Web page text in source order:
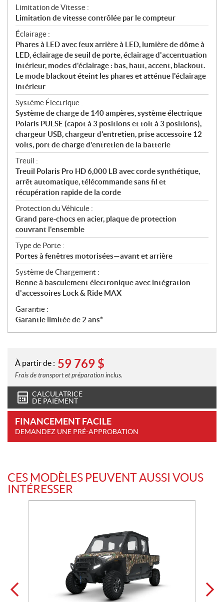
Limitation de Vitesse :
Limitation de vitesse contrôlée par le compteur
Éclairage :
Phares à LED avec feux arrière à LED, lumière de dôme à
LED, éclairage de seuil de porte, éclairage d'accentuation
intérieur, modes d'éclairage : bas, haut, accent, blackout.
Le mode blackout éteint les phares et atténue l'éclairage
intérieur
Système Électrique :
Système de charge de 140 ampères, système électrique
Polaris PULSE (capot à 3 positions et toit à 3 positions),
chargeur USB, chargeur d'entretien, prise accessoire 12
volts, port de charge d'entretien de la batterie
Treuil :
Treuil Polaris Pro HD 6,000 LB avec corde synthétique,
arrêt automatique, télécommande sans fil et
récupération rapide de la corde
Protection du Véhicule :
Grand pare-chocs en acier, plaque de protection
couvrant l'ensemble
Type de Porte :
Portes à fenêtres motorisées—avant et arrière
Système de Chargement :
Benne à basculement électronique avec intégration
d'accessoires Lock & Ride MAX
Garantie :
Garantie limitée de 2 ans*
À partir de : 59 769 $
Frais de transport et préparation inclus.
CALCULATRICE
DE PAIEMENT
FINANCEMENT FACILE
DEMANDEZ UNE PRÉ-APPROBATION
CES MODÈLES PEUVENT AUSSI VOUS
INTÉRESSER